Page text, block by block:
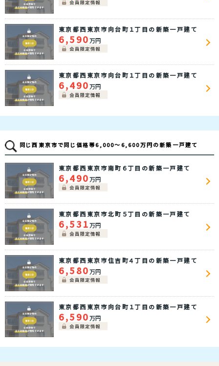
東京都西東京市向台町１丁目の新築一戸建て
6,590万円
東京都西東京市向台町１丁目の新築一戸建て
6,490万円
同じ西東京市で同じ価格帯6,000～6,600万円の新築一戸建て
東京都西東京市南町６丁目の新築一戸建て
6,490万円
東京都西東京市北町５丁目の新築一戸建て
6,531万円
東京都西東京市住吉町４丁目の新築一戸建て
6,580万円
東京都西東京市向台町１丁目の新築一戸建て
6,590万円